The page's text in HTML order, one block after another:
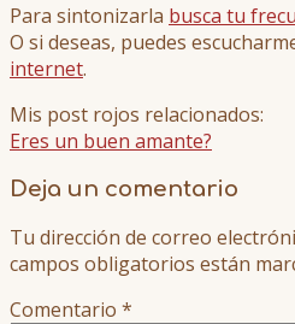
Para sintonizarla busca tu
O si deseas, puedes
internet.
Mis post rojos relacionados:
Eres un buen amante?
Deja un comentario
Tu dirección de correo
campos obligatorios están
Comentario *